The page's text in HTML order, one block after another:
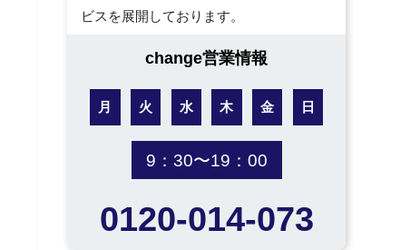
ビスを展開しております。
change営業情報
月 火 水 木 金 日
9：30〜19：00
0120-014-073